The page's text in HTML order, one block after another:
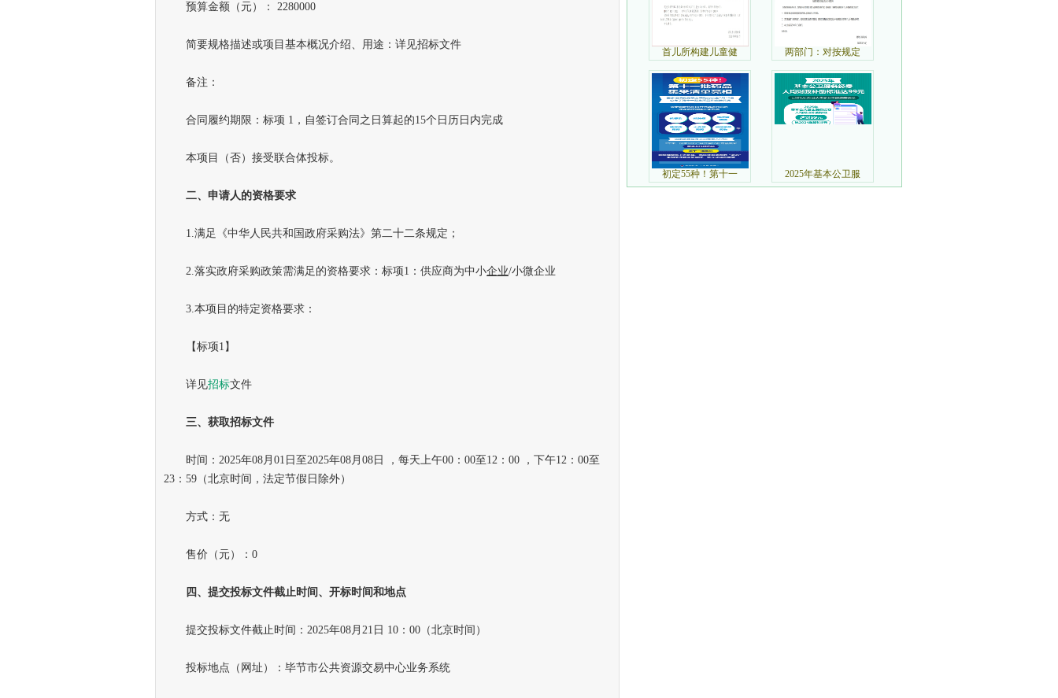
预算金额（元）： 2280000
简要规格描述或项目基本概况介绍、用途：详见招标文件
备注：
合同履约期限：标项 1，自签订合同之日算起的15个日历日内完成
本项目（否）接受联合体投标。
二、申请人的资格要求
1.满足《中华人民共和国政府采购法》第二十二条规定；
2.落实政府采购政策需满足的资格要求：标项1：供应商为中小企业/小微企业
3.本项目的特定资格要求：
【标项1】
详见招标文件
三、获取招标文件
时间：2025年08月01日至2025年08月08日 ，每天上午00：00至12：00 ，下午12：00至
23：59（北京时间，法定节假日除外）
方式：无
售价（元）：0
四、提交投标文件截止时间、开标时间和地点
提交投标文件截止时间：2025年08月21日 10：00（北京时间）
投标地点（网址）：毕节市公共资源交易中心业务系统